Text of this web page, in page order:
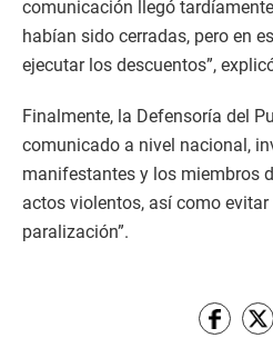
comunicación llegó
habían sido cerradas, pero en
ejecutar los descuentos”,
Finalmente, la Defensoría del
comunicado a nivel nacional,
manifestantes y los miembros
actos violentos, así como
paralización”.